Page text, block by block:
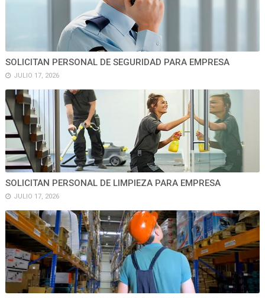
SOLICITAN PERSONAL DE SEGURIDAD PARA EMPRESA
JULIO 17, 2026
SOLICITAN PERSONAL DE LIMPIEZA PARA EMPRESA
JULIO 17, 2026